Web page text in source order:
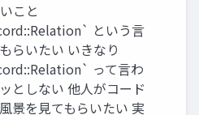
こと
という言
らいたい いきなり
って言わ
としない 他人がコード
景を見てもらいたい 実